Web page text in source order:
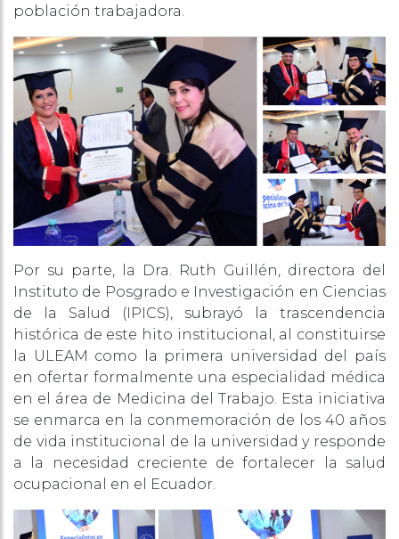
población trabajadora.
Por su parte, la Dra. Ruth Guillén, directora del
Instituto de Posgrado e Investigación en Ciencias
de la Salud (IPICS), subrayó la trascendencia
histórica de este hito institucional, al constituirse
la ULEAM como la primera universidad del país
en ofertar formalmente una especialidad médica
en el área de Medicina del Trabajo. Esta iniciativa
se enmarca en la conmemoración de los 40 años
de vida institucional de la universidad y responde
a la necesidad creciente de fortalecer la salud
ocupacional en el Ecuador.